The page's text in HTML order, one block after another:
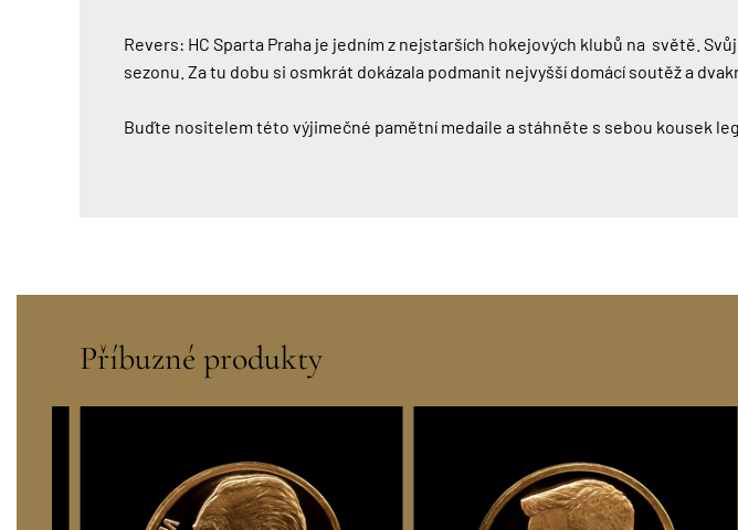
Revers: HC Sparta Praha je jedním z nejstarších hokejových klubů na světě.
sezonu. Za tu dobu si osmkrát dokázala podmanit nejvyšší domácí soutěž a
Buďte nositelem této výjimečné pamětní medaile a stáhněte s sebou kousek
Příbuzné produkty